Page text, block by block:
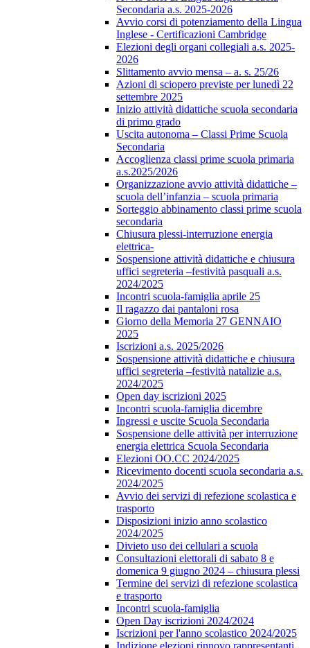
Secondaria a.s. 2025-2026
Avvio corsi di potenziamento della Lingua
Inglese - Certificazioni Cambridge
Elezioni degli organi collegiali a.s. 2025-
2026
Slittamento avvio mensa – a. s. 25/26
Azioni di sciopero previste per lunedì 22
settembre 2025
Inizio attività didattiche scuola secondaria
di primo grado
Uscita autonoma – Classi Prime Scuola
Secondaria
Accoglienza classi prime scuola primaria
a.s.2025/2026
Organizzazione avvio attività didattiche –
scuola dell’infanzia – scuola primaria
Sorteggio abbinamento classi prime scuola
secondaria
Chiusura plessi-interruzione energia
elettrica-
Sospensione attività didattiche e chiusura
uffici segreteria –festività pasquali a.s.
2024/2025
Incontri scuola-famiglia aprile 25
Il ragazzo dai pantaloni rosa
Giorno della Memoria 27 GENNAIO
2025
Iscrizioni a.s. 2025/2026
Sospensione attività didattiche e chiusura
uffici segreteria –festività natalizie a.s.
2024/2025
Open day iscrizioni 2025
Incontri scuola-famiglia dicembre
Ingressi e uscite Scuola Secondaria
Sospensione delle attività per interruzione
energia elettrica Scuola Secondaria
Elezioni OO.CC 2024/2025
Ricevimento docenti scuola secondaria a.s.
2024/2025
Avvio dei servizi di refezione scolastica e
trasporto
Disposizioni inizio anno scolastico
2024/2025
Divieto uso dei cellulari a scuola
Consultazioni elettorali di sabato 8 e
domenica 9 giugno 2024 – chiusura plessi
Termine dei servizi di refezione scolastica
e trasporto
Incontri scuola-famiglia
Open Day iscrizioni 2024/2024
Iscrizioni per l'anno scolastico 2024/2025